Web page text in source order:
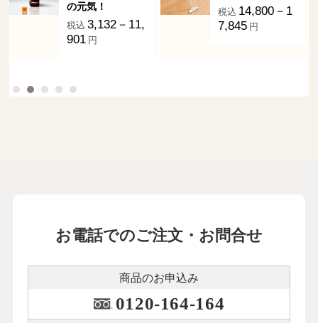
の元気！
税込 3,132－11,
901 円
税込 14,800－1
7,845 円
お電話でのご注文・お問合せ
商品のお申込み
0120-164-164